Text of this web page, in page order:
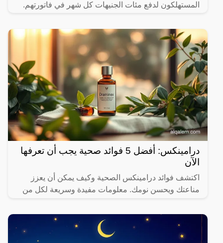
المستهلكون لدفع مئات الجنيهات كل شهر في فاتورتهم.
درامينكس: أفضل 5 فوائد صحية يجب أن تعرفها
الآن
اكتشف فوائد درامينكس الصحية وكيف يمكن أن يعزز
مناعتك ويحسن نومك. معلومات مفيدة وسريعة لكل من